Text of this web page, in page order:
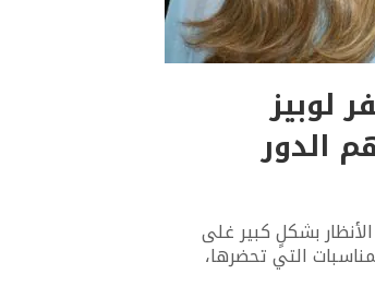
لوبيز
الدور
بشكلٍ كبير غلى
التي تحضرها،